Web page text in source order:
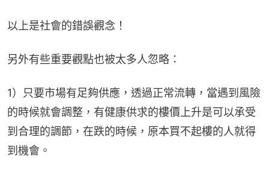
以上是社會的錯誤觀念！
另外有些重要觀點也被太多人忽略：
1）只要市場有足夠供應，透過正常流轉，當遇到風險
的時候就會調整，有健康供求的樓價上升是可以承受
到合理的調節，在跌的時候，原本買不起樓的人就得
到機會。